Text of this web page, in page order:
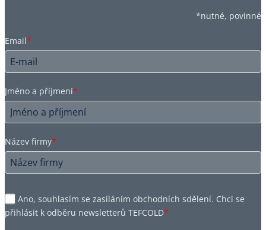
*nutné, povinné
Email*
Jméno a příjmení*
Název firmy*
Ano, souhlasím se zasíláním obchodních sdělení. Chci se
přihlásit k odběru newsletterů TEFCOLD*